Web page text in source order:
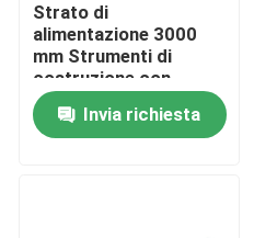
Strato di
alimentazione 3000
mm Strumenti di
costruzione con
dimensioni di
contorno 1860 860
1100 mm Adatti a
Invia richiesta